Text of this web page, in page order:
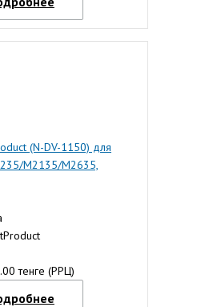
(N-DV-1150) для
M2135/M2635,
тенге (РРЦ)